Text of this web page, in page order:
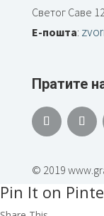
Светог Саве
Е-пошта:
Пратите
© 2019
Pin It on